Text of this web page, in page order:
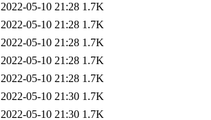
2022-05-10 21:28 1.7K
2022-05-10 21:28 1.7K
2022-05-10 21:28 1.7K
2022-05-10 21:28 1.7K
2022-05-10 21:28 1.7K
2022-05-10 21:30 1.7K
2022-05-10 21:30 1.7K